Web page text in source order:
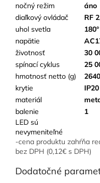
nočný režim
áno
diaľkový ovládač
RF
uhol svetla
180°
napätie
životnosť
30
spínací cyklus
25
hmotnosť netto (g)
2640
krytie
IP20
materiál
balenie
1
LED sú
nevymeniteľné
-cena produktu zahŕňa
bez DPH (0,12€ s DPH)
Dodatočné